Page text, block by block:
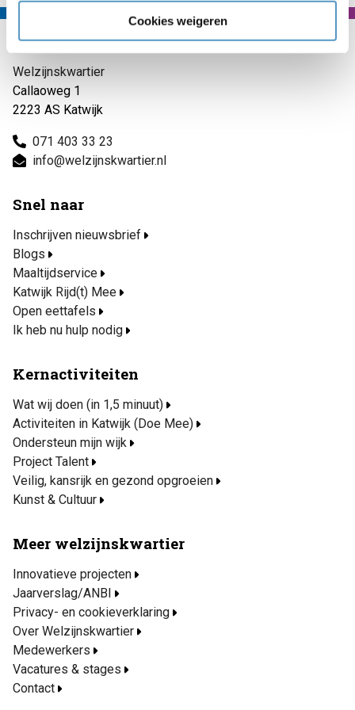
Cookies weigeren
Contact
Welzijnskwartier
Callaoweg 1
2223 AS Katwijk
071 403 33 23
info@welzijnskwartier.nl
Snel naar
Inschrijven nieuwsbrief
Blogs
Maaltijdservice
Katwijk Rijd(t) Mee
Open eettafels
Ik heb nu hulp nodig
Kernactiviteiten
Wat wij doen (in 1,5 minuut)
Activiteiten in Katwijk (Doe Mee)
Ondersteun mijn wijk
Project Talent
Veilig, kansrijk en gezond opgroeien
Kunst & Cultuur
Meer welzijnskwartier
Innovatieve projecten
Jaarverslag/ANBI
Privacy- en cookieverklaring
Over Welzijnskwartier
Medewerkers
Vacatures & stages
Contact